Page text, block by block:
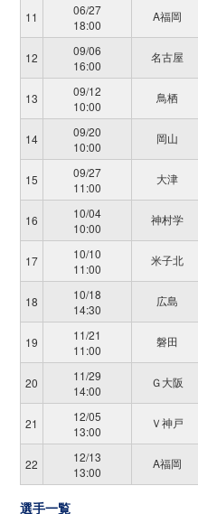
11
06/27
18:00
A福岡
12
09/06
16:00
名古屋
13
09/12
10:00
鳥栖
14
09/20
10:00
岡山
15
09/27
11:00
大津
16
10/04
10:00
神村学
17
10/10
11:00
米子北
18
10/18
14:30
広島
19
11/21
11:00
磐田
20
11/29
14:00
Ｇ大阪
21
12/05
13:00
Ｖ神戸
22
12/13
13:00
A福岡
選手一覧